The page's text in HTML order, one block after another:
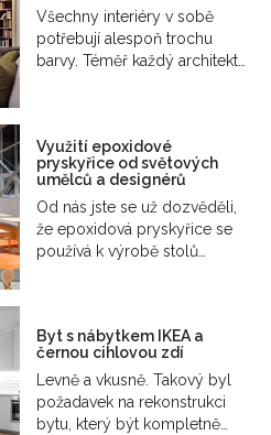
Všechny interiéry v sobě
potřebují alespoň trochu
barvy. Téměř každý architekt…
Využití epoxidové
pryskyřice od světových
umělců a designérů
Od nás jste se už dozvěděli,
že epoxidová pryskyřice se
používá k výrobě stolů…
Byt s nábytkem IKEA a
černou cihlovou zdí
Levně a vkusně. Takový byl
požadavek na rekonstrukci
bytu, který být kompletně…